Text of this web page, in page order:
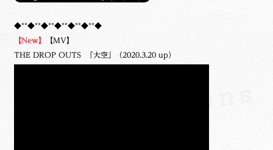
◆**◆**◆**◆**◆**◆**◆
【New】 【MV】
THE DROP OUTS 「大空」（2020.3.20 up）